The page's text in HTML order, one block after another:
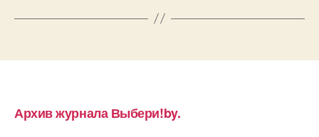
Архив журнала Выбери!by.